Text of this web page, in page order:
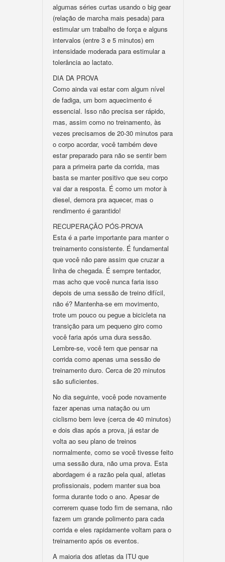
algumas séries curtas usando o big gear
(relação de marcha mais pesada) para
estimular um trabalho de força e alguns
intervalos (entre 3 e 5 minutos) em
intensidade moderada para estimular a
tolerância ao lactato.
DIA DA PROVA
Como ainda vai estar com algum nível
de fadiga, um bom aquecimento é
essencial. Isso não precisa ser rápido,
mas, assim como no treinamento, às
vezes precisamos de 20-30 minutos para
o corpo acordar, você também deve
estar preparado para não se sentir bem
para a primeira parte da corrida, mas
basta se manter positivo que seu corpo
vai dar a resposta. É como um motor à
diesel, demora pra aquecer, mas o
rendimento é garantido!
RECUPERAÇÃO PÓS-PROVA
Esta é a parte importante para manter o
treinamento consistente. É fundamental
que você não pare assim que cruzar a
linha de chegada. É sempre tentador,
mas acho que você nunca faria isso
depois de uma sessão de treino difícil,
não é? Mantenha-se em movimento,
trote um pouco ou pegue a bicicleta na
transição para um pequeno giro como
você faria após uma dura sessão.
Lembre-se, você tem que pensar na
corrida como apenas uma sessão de
treinamento duro. Cerca de 20 minutos
são suficientes.
No dia seguinte, você pode novamente
fazer apenas uma natação ou um
ciclismo bem leve (cerca de 40 minutos)
e dois dias após a prova, já estar de
volta ao seu plano de treinos
normalmente, como se você tivesse feito
uma sessão dura, não uma prova. Esta
abordagem é a razão pela qual, atletas
profissionais, podem manter sua boa
forma durante todo o ano. Apesar de
correrem quase todo fim de semana, não
fazem um grande polimento para cada
corrida e eles rapidamente voltam para o
treinamento após os eventos.
A maioria dos atletas da ITU que